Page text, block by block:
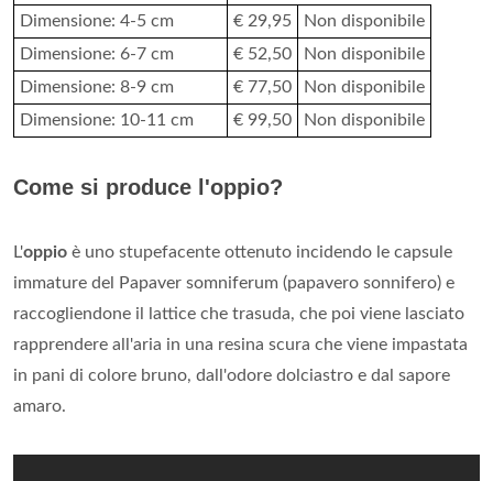
Dimensione: 4-5 cm
€ 29,95
Non disponibile
Dimensione: 6-7 cm
€ 52,50
Non disponibile
Dimensione: 8-9 cm
€ 77,50
Non disponibile
Dimensione: 10-11 cm
€ 99,50 Non disponibile
Come si produce l'oppio?
L'oppio è uno stupefacente ottenuto incidendo le capsule
immature del Papaver somniferum (papavero sonnifero) e
raccogliendone il lattice che trasuda, che poi viene lasciato
rapprendere all'aria in una resina scura che viene impastata
in pani di colore bruno, dall'odore dolciastro e dal sapore
amaro.